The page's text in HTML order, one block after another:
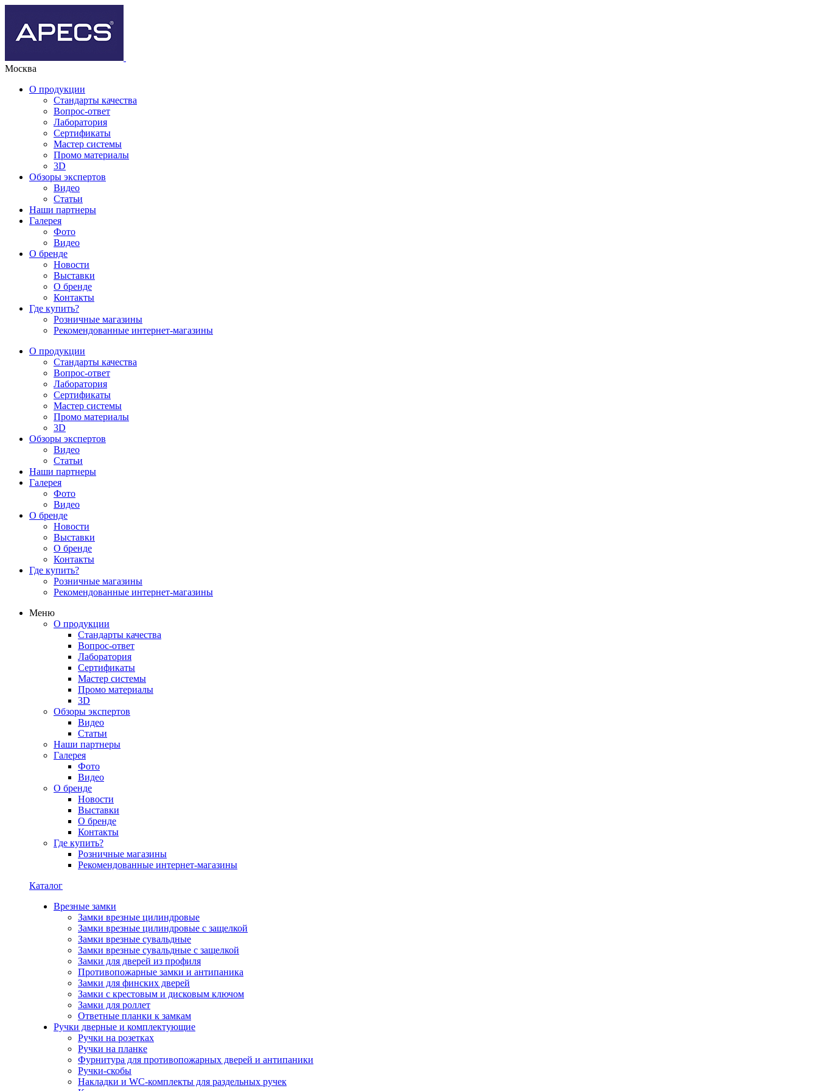
Москва
О продукции
Стандарты качества
Вопрос-ответ
Лаборатория
Сертификаты
Мастер системы
Промо материалы
3D
Обзоры экспертов
Видео
Статьи
Наши партнеры
Галерея
Фото
Видео
О бренде
Новости
Выставки
О бренде
Контакты
Где купить?
Розничные магазины
Рекомендованные интернет-магазины
О продукции
Стандарты качества
Вопрос-ответ
Лаборатория
Сертификаты
Мастер системы
Промо материалы
3D
Обзоры экспертов
Видео
Статьи
Наши партнеры
Галерея
Фото
Видео
О бренде
Новости
Выставки
О бренде
Контакты
Где купить?
Розничные магазины
Рекомендованные интернет-магазины
Меню
О продукции
Стандарты качества
Вопрос-ответ
Лаборатория
Сертификаты
Мастер системы
Промо материалы
3D
Обзоры экспертов
Видео
Статьи
Наши партнеры
Галерея
Фото
Видео
О бренде
Новости
Выставки
О бренде
Контакты
Где купить?
Розничные магазины
Рекомендованные интернет-магазины
Каталог
Врезные замки
Замки врезные цилиндровые
Замки врезные цилиндровые с защелкой
Замки врезные сувальдные
Замки врезные сувальдные с защелкой
Замки для дверей из профиля
Противопожарные замки и антипаника
Замки для финских дверей
Замки с крестовым и дисковым ключом
Замки для роллет
Ответные планки к замкам
Ручки дверные и комплектующие
Ручки на розетках
Ручки на планке
Фурнитура для противопожарных дверей и антипаники
Ручки-скобы
Накладки и WC-комплекты для раздельных ручек